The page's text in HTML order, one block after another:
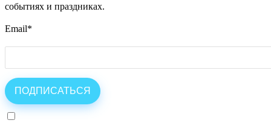
событиях и праздниках.
Email*